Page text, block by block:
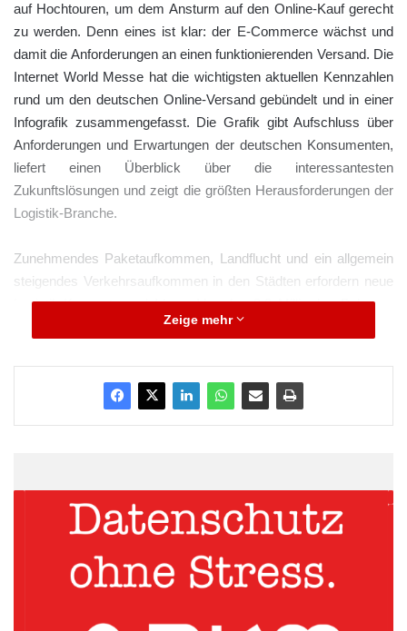
auf Hochtouren, um dem Ansturm auf den Online-Kauf gerecht
zu werden. Denn eines ist klar: der E-Commerce wächst und
damit die Anforderungen an einen funktionierenden Versand. Die
Internet World Messe hat die wichtigsten aktuellen Kennzahlen
rund um den deutschen Online-Versand gebündelt und in einer
Infografik zusammengefasst. Die Grafik gibt Aufschluss über
Anforderungen und Erwartungen der deutschen Konsumenten,
liefert einen Überblick über die interessantesten
Zukunftslösungen und zeigt die größten Herausforderungen der
Logistik-Branche.
Zunehmendes Paketaufkommen, Landflucht und ein allgemein
steigendes Verkehrsaufkommen in den Städten erfordern neue
Logistik-Konzepte und Ideen. Von den 2,8 Milliarden Paketen,
die 2015 durch die deutsche Kurier-, Express- und
Expertenschätzungen zufolge rund 1,3 Milliarden dem E-
Commerce zuzurechnen. Die Mehrheit der Paketflut wird dabei
wieder zurück. Im Modehandel sind es sogar deutlich mehr –
hier liegt die Retourenquote bei 36 Prozent der Bestellungen bei
mehr als 20 Prozent. Den Händler kostet ein retournierter Artikel
durchschnittlich bis zu zehn Euro. Dabei wünscht sich der
Management. Für fast alle Web-Shopper ist zudem wichtig,
Zeige mehr